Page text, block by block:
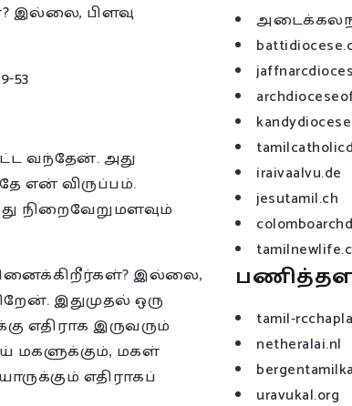
இல்லை, பிளவு
53
வந்தேன். அது
என் விருப்பம்.
நிறைவேறுமளவும்
இல்லை,
இதுமுதல் ஒரு
எதிராக இருவரும்
மகளுக்கும், மகள்
எதிராகப்
iraivaalvu.de
jesutamil.ch
tamil-
netheralai.nl
uravukal.org